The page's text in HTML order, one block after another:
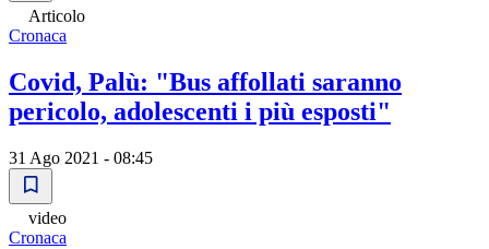
Articolo
Cronaca
Covid, Palù: "Bus affollati saranno
pericolo, adolescenti i più esposti"
31 Ago 2021 - 08:45
video
Cronaca